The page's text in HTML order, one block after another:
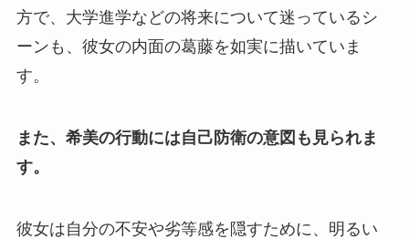
方で、大学進学などの将来について迷っているシ
ーンも、彼女の内面の葛藤を如実に描いていま
す。
また、希美の行動には自己防衛の意図も見られま
す。
彼女は自分の不安や劣等感を隠すために、明るい